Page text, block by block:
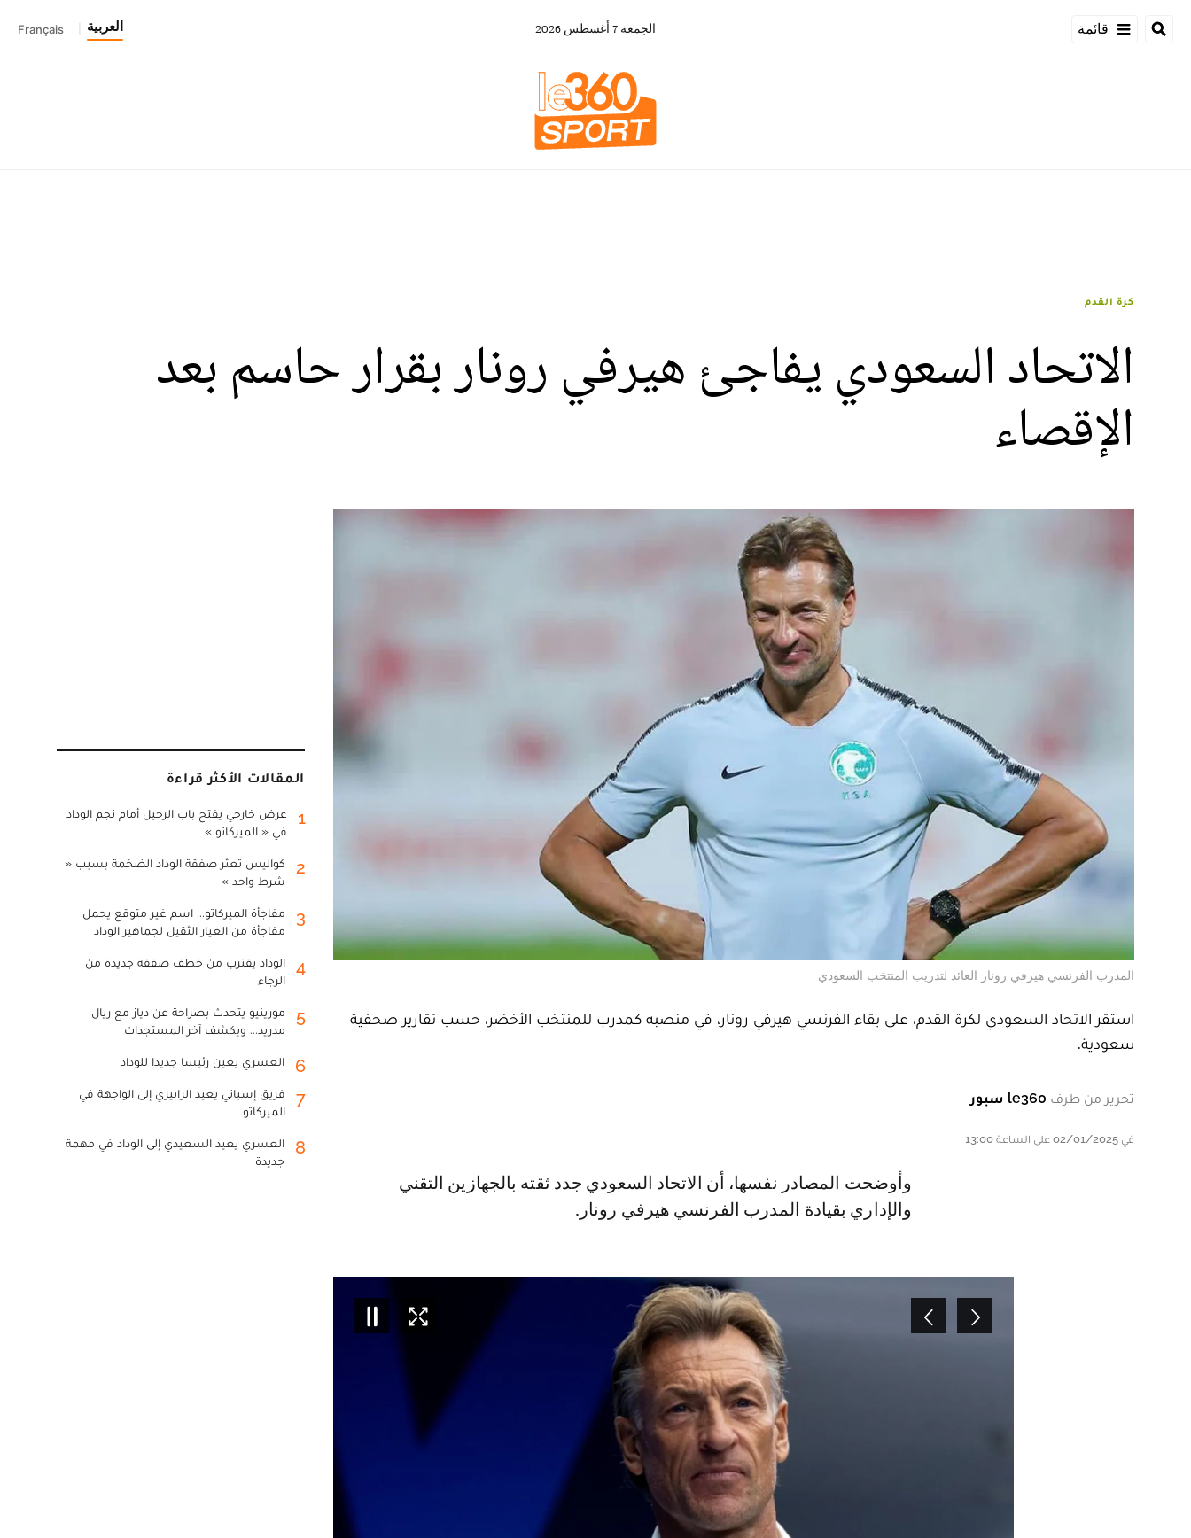
قائمة الجمعة 7 أغسطس 2026 العربية Français
كرة القدم
الاتحاد السعودي يفاجئ هيرفي رونار بقرار حاسم بعد
الإقصاء
المدرب الفرنسي هيرفي رونار العائد لتدريب المنتخب السعودي
استقر الاتحاد السعودي لكرة القدم، على بقاء الفرنسي هيرفي رونار، في منصبه كمدرب للمنتخب الأخضر، حسب تقارير صحفية
سعودية.
تحرير من طرف le360 سبور
في 02/01/2025 على الساعة 13:00
وأوضحت المصادر نفسها، أن الاتحاد السعودي جدد ثقته بالجهازين التقني
والإداري بقيادة المدرب الفرنسي هيرفي رونار.
المقالات الأكثر قراءة
1
عرض خارجي يفتح باب الرحيل أمام نجم الوداد
في « الميركاتو »
2
كواليس تعثر صفقة الوداد الضخمة بسبب «
شرط واحد »
3
مفاجأة الميركاتو... اسم غير متوقع يحمل
مفاجأة من العيار الثقيل لجماهير الوداد
4
الوداد يقترب من خطف صفقة جديدة من
الرجاء
5
مورينيو يتحدث بصراحة عن دياز مع ريال
مدريد... ويكشف آخر المستجدات
6 العسري يعين رئيسا جديدا للوداد
7
فريق إسباني يعيد الزابيري إلى الواجهة في
الميركاتو
8
العسري يعيد السعيدي إلى الوداد في مهمة
جديدة